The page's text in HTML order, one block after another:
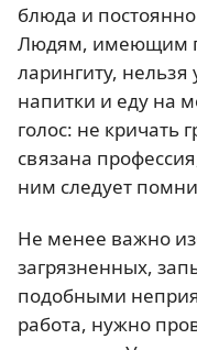
блюда и
Людям, имеющим
ларингиту,
напитки и еду на
голос: не кричать
связана
ним следует
Не менее важно
загрязненных,
подобными
работа, нужно